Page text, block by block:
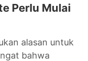
Perlu Mulai
alasan untuk
bahwa